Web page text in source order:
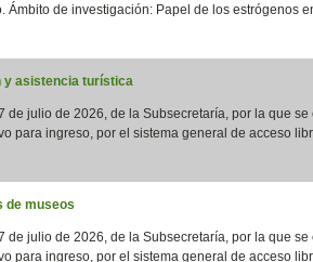
Ámbito de investigación: Papel de los estrógenos
y asistencia turística
de julio de 2026, de la Subsecretaría, por la que se
para ingreso, por el sistema general de acceso
de museos
de julio de 2026, de la Subsecretaría, por la que se
para ingreso, por el sistema general de acceso